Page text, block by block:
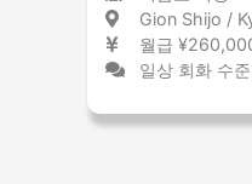
Gion Shijo / Kyoto 祇
월급
일상 회화 수